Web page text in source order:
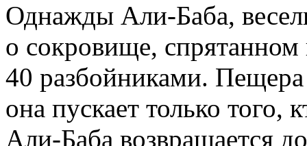
Однажды Али-Баба,
о сокровище,
40 разбойниками.
она пускает только того,
Али-Баба возвращается